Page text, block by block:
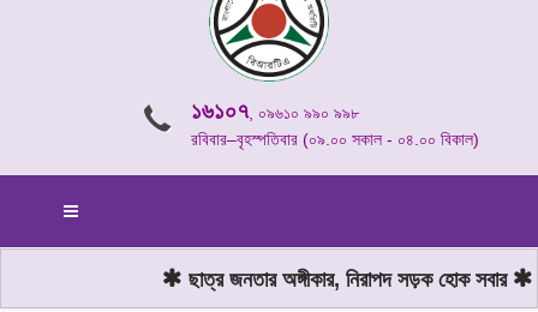
১৬১০৭, ০৯৬১০ ৯৯০ ৯৯৮
রবিবার–বৃহস্পতিবার (০৯.০০ সকাল - ০৪.০০ বিকাল)
ছাত্র জনতার অঙ্গীকার, নিরাপদ সড়ক হোক সবার